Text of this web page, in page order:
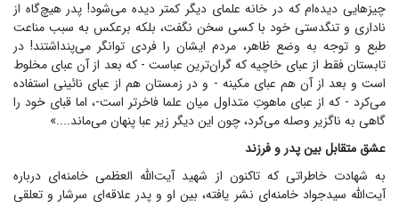
چیز‌هایی دیده‌ام که در خانه علمای دیگر کمتر دیده می‌شود! پدر هیچ‌گاه از
ناداری و تنگدستی خود با کسی سخن نگفت، بلکه برعکس به سبب مناعت
طبع و توجه به وضع ظاهر، مردم ایشان را فردی توانگر می‌پنداشتند! در
تابستان فقط از عبای خاچیه که گران‌ترین عباست - که بعد از آن عبای مخلوط
است و بعد از آن هم عبای مکینه - و در زمستان هم از عبای نائینی استفاده
می‌کرد - که از عبای ماهوتِ متداول میان علما فاخرتر است-، اما قبای خود را
گاهی به ناگزیر وصله می‌کرد، چون این دیگر زیر عبا پنهان می‌ماند....»
عشق متقابل بین پدر و فرزند
به شهادت خاطراتی که تاکنون از شهید آیت‌الله العظمی خامنه‌ای درباره
آیت‌الله سیدجواد خامنه‌ای نشر یافته، بین او و پدر علاقه‌ای سرشار و تعلقی